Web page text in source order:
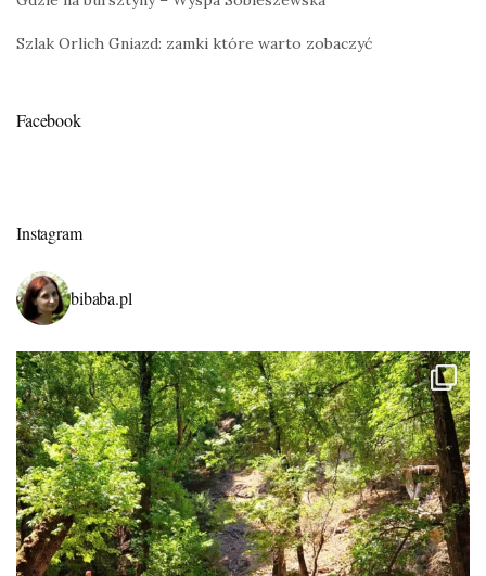
Szlak Orlich Gniazd: zamki które warto zobaczyć
Facebook
Instagram
bibaba.pl